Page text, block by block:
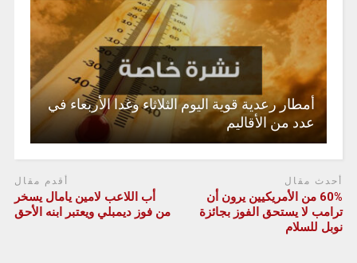
أمطار رعدية قوية اليوم الثلاثاء وغدا الأربعاء في
عدد من الأقاليم
أحدث مقال
60% من الأمريكيين يرون أن
ترامب لا يستحق الفوز بجائزة
نوبل للسلام
أقدم مقال
أب اللاعب لامين يامال يسخر
من فوز ديمبلي ويعتبر ابنه الأحق